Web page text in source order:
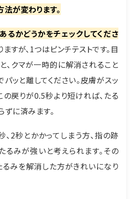
が変わります。
るかどうかをチェックしてくださ
すが、1つはピンチテストです。目
、クマが一時的に解消されること
ッと離してください。皮膚がスッ
の戻りが0.5秒より短ければ、たる
ずに済みます。
、2秒とかかってしまう方、指の跡
るみが強いと考えられます。その
みを解消した方がきれいになり